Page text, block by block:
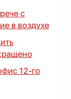
с
в воздухе
12-го